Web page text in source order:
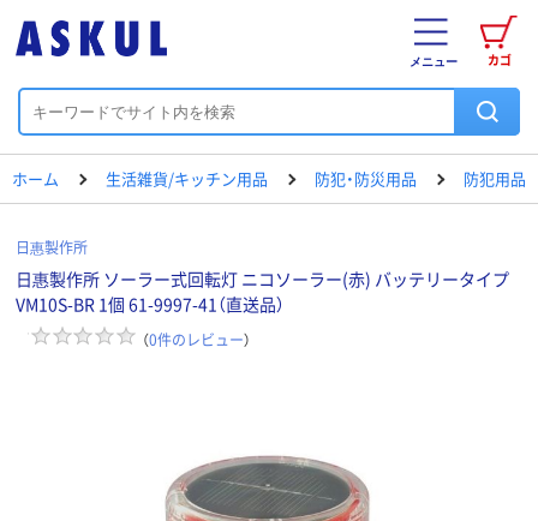
カゴ
メニュー
ホーム 生活雑貨/キッチン用品 防犯・防災用品 防犯用品
日惠製作所
日惠製作所 ソーラー式回転灯 ニコソーラー(赤) バッテリータイプ
VM10S-BR 1個 61-9997-41（直送品）
（0件のレビュー）